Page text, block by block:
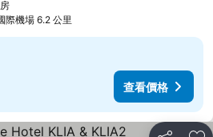
際機場 6.2 公里
查看價格